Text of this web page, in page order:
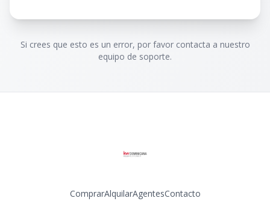
Si crees que esto es un error, por favor contacta a nuestro
equipo de soporte.
ComprarAlquilarAgentesContacto